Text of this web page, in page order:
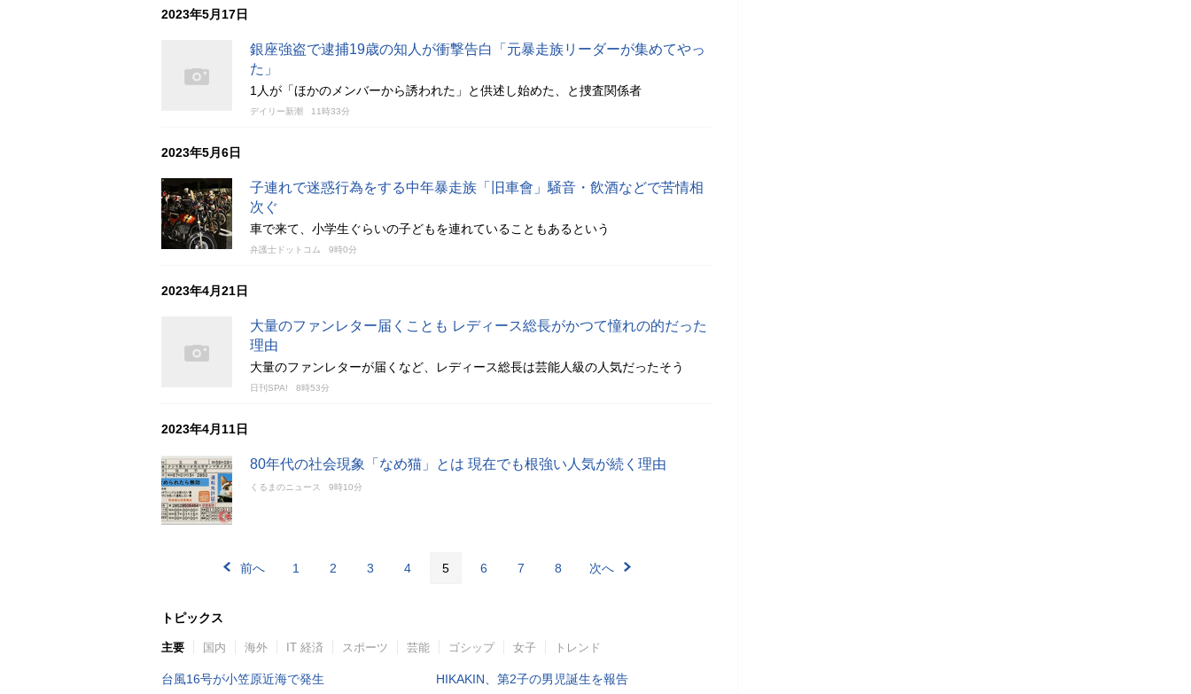
2023年5月17日
銀座強盗で逮捕19歳の知人が衝撃告白「元暴走族リーダーが集めてやっ
た」
1人が「ほかのメンバーから誘われた」と供述し始めた、と捜査関係者
デイリー新潮 11時33分
2023年5月6日
子連れで迷惑行為をする中年暴走族「旧車會」騒音・飲酒などで苦情相
次ぐ
車で来て、小学生ぐらいの子どもを連れていることもあるという
弁護士ドットコム 9時0分
2023年4月21日
大量のファンレター届くことも レディース総長がかつて憧れの的だった
理由
大量のファンレターが届くなど、レディース総長は芸能人級の人気だったそう
日刊SPA! 8時53分
2023年4月11日
80年代の社会現象「なめ猫」とは 現在でも根強い人気が続く理由
くるまのニュース 9時10分
前へ 1 2 3 4 5 6 7 8 次へ
トピックス
主要 国内 海外 IT 経済 スポーツ 芸能 ゴシップ 女子 トレンド
台風16号が小笠原近海で発生
HIKAKIN、第2子の男児誕生を報告